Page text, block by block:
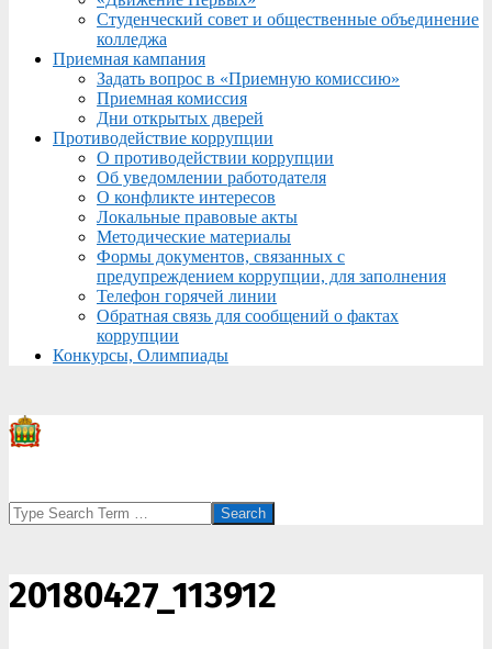
Студенческий совет и общественные объединение
колледжа
Приемная кампания
Задать вопрос в «Приемную комиссию»
Приемная комиссия
Дни открытых дверей
Противодействие коррупции
О противодействии коррупции
Об уведомлении работодателя
О конфликте интересов
Локальные правовые акты
Методические материалы
Формы документов, связанных с
предупреждением коррупции, для заполнения
Телефон горячей линии
Обратная связь для сообщений о фактах
коррупции
Конкурсы, Олимпиады
Search
20180427_113912